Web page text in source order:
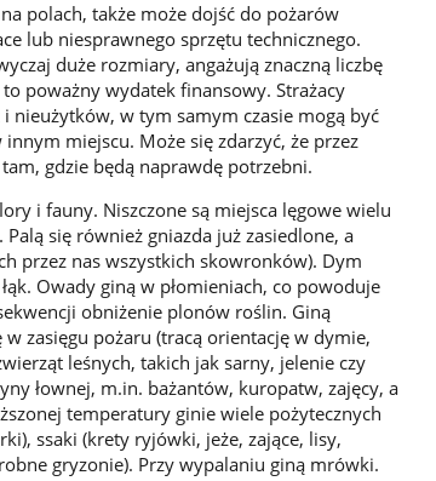
polach, także może dojść do pożarów
lub niesprawnego sprzętu technicznego.
duże rozmiary, angażują znaczną liczbę
poważny wydatek finansowy. Strażacy
nieużytków, w tym samym czasie mogą być
miejscu. Może się zdarzyć, że przez
gdzie będą naprawdę potrzebni.
i fauny. Niszczone są miejsca lęgowe wielu
się również gniazda już zasiedlone, a
przez nas wszystkich skowronków). Dym
Owady giną w płomieniach, co powoduje
obniżenie plonów roślin. Giną
zasięgu pożaru (tracą orientację w dymie,
leśnych, takich jak sarny, jelenie czy
łownej, m.in. bażantów, kuropatw, zajęcy, a
temperatury ginie wiele pożytecznych
ssaki (krety ryjówki, jeże, zające, lisy,
gryzonie). Przy wypalaniu giną mrówki.